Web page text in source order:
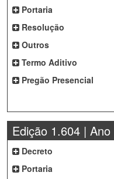
Portaria
Resolução
Outros
Termo Aditivo
Pregão Presencial
Edição 1.604 | Ano
Decreto
Portaria